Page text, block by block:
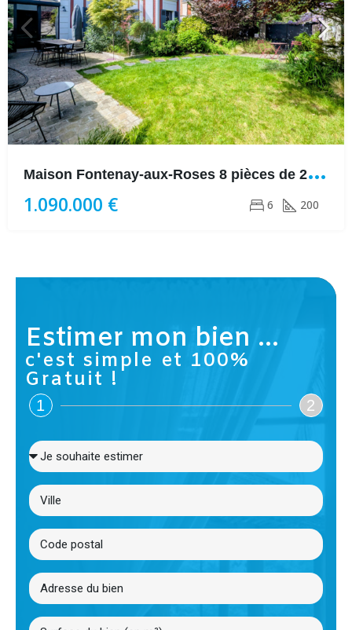
M
aison Fontenay-aux-Roses 8 pièces de 200m² avec jardin
1.090.000 € 6 200
Estimer mon bien ...
c'est simple et 100%
Gratuit !
1 2